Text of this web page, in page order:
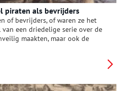
piraten als bevrijders
of bevrijders, of waren ze het
een driedelige serie over de
maakten, maar ook de